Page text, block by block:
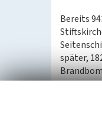
Bereits
später,
Von
als